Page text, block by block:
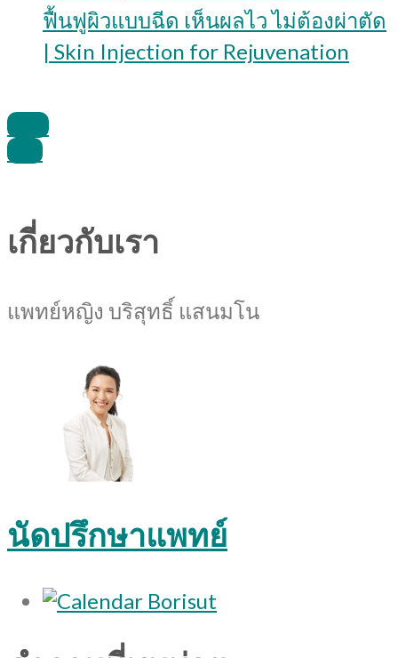
ฟื้นฟูผิวแบบฉีด เห็นผลไว ไม่ต้องผ่าตัด
| Skin Injection for Rejuvenation
Line
Call
เกี่ยวกับเรา
แพทย์หญิง บริสุทธิ์ แสนมโน
นัดปรึกษาแพทย์